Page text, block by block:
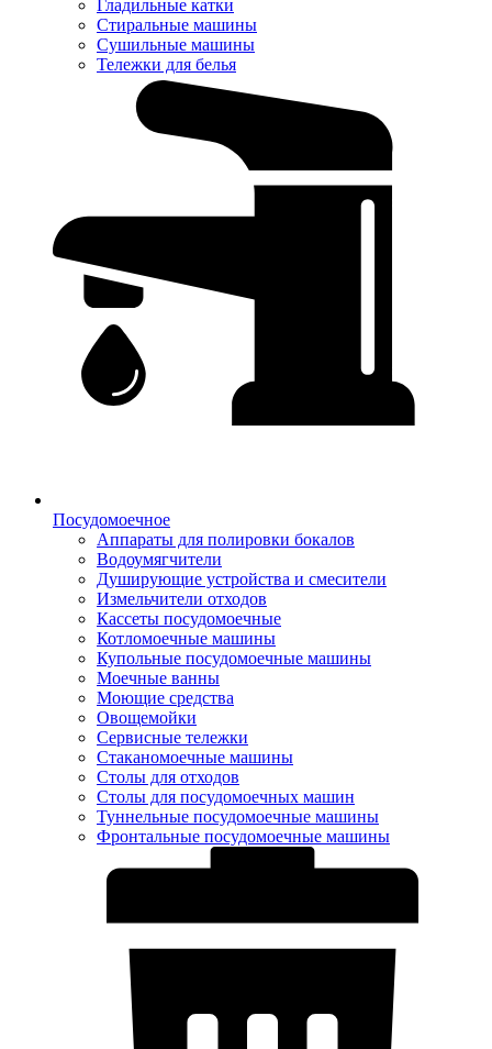
Гладильные катки
Стиральные машины
Сушильные машины
Тележки для белья
Посудомоечное
Аппараты для полировки бокалов
Водоумягчители
Душирующие устройства и смесители
Измельчители отходов
Кассеты посудомоечные
Котломоечные машины
Купольные посудомоечные машины
Моечные ванны
Моющие средства
Овощемойки
Сервисные тележки
Стаканомоечные машины
Столы для отходов
Столы для посудомоечных машин
Туннельные посудомоечные машины
Фронтальные посудомоечные машины